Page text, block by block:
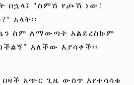
በኋላ፤ "ስምሽ የጮኸ ነው!
አላት፡፡
ስም ለማውጣት አልደረስኩም
አለችው እያሳቀች፡፡
አጭር ጊዜ ውስጥ እየተሳሳቁ